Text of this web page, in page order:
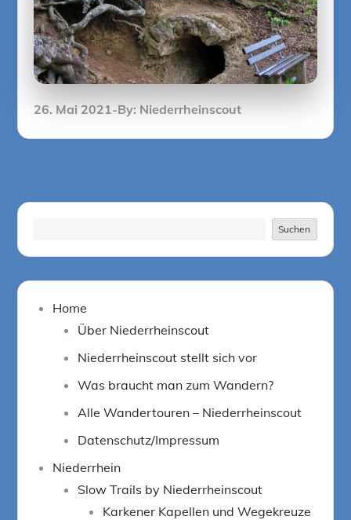
Posted
26. Mai 2021 By: Niederrheinscout
Suchen
Home
Über Niederrheinscout
Niederrheinscout stellt sich vor
Was braucht man zum Wandern?
Alle Wandertouren – Niederrheinscout
Datenschutz/Impressum
Niederrhein
Slow Trails by Niederrheinscout
Karkener Kapellen und Wegekreuze